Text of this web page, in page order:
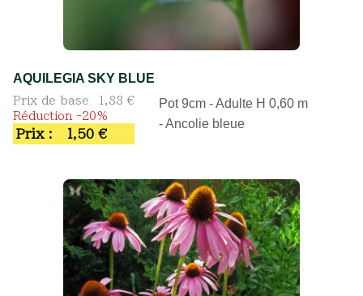
AQUILEGIA SKY BLUE
Prix de base
1,88 €
Réduction -20%
Prix : 1,50 €
Pot 9cm - Adulte H 0,60 m
- Ancolie bleue